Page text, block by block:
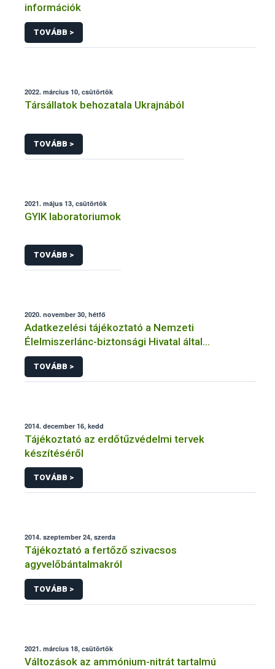
információk
TOVÁBB >
2022. március 10, csütörtök
Társállatok behozatala Ukrajnából
TOVÁBB >
2021. május 13, csütörtök
GYIK laboratoriumok
TOVÁBB >
2020. november 30, hétfő
Adatkezelési tájékoztató a Nemzeti
Élelmiszerlánc-biztonsági Hivatal által
üzemeltetett élelmiszerlánc-felügyeleti
információs rendszerhez (FELIR) kapcsolódó
adatkezeléséhez
TOVÁBB >
2014. december 16, kedd
Tájékoztató az erdőtűzvédelmi tervek
készítéséről
TOVÁBB >
2014. szeptember 24, szerda
Tájékoztató a fertőző szivacsos
agyvelőbántalmakról
TOVÁBB >
2021. március 18, csütörtök
Változások az ammónium-nitrát tartalmú